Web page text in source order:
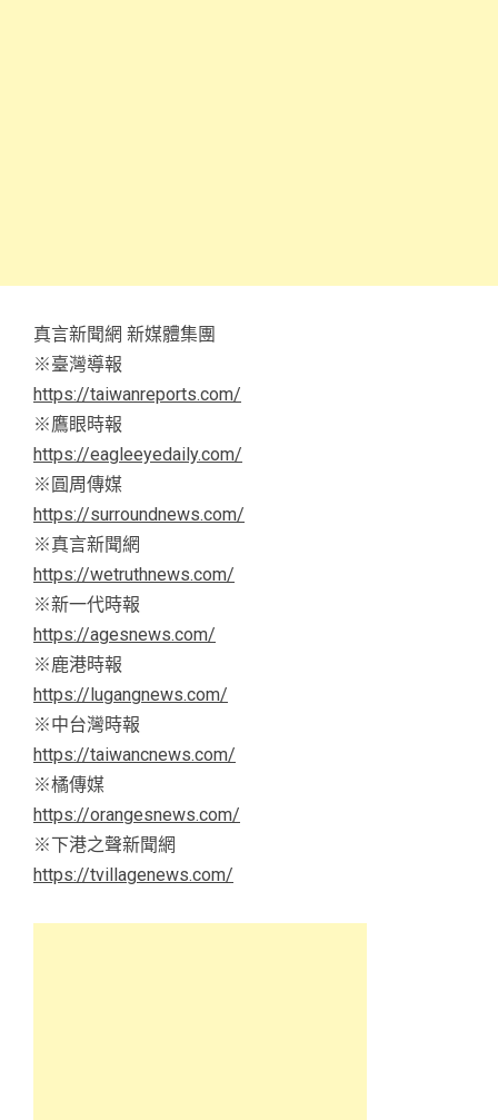
真言新聞網 新媒體集團
※臺灣導報
https://taiwanreports.com/
※鷹眼時報
https://eagleeyedaily.com/
※圓周傳媒
https://surroundnews.com/
※真言新聞網
https://wetruthnews.com/
※新一代時報
https://agesnews.com/
※鹿港時報
https://lugangnews.com/
※中台灣時報
https://taiwancnews.com/
※橘傳媒
https://orangesnews.com/
※下港之聲新聞網
https://tvillagenews.com/